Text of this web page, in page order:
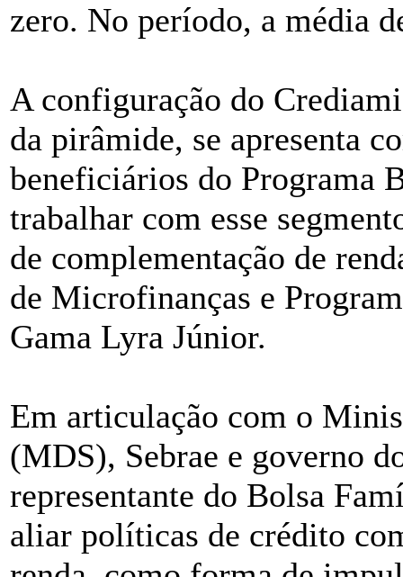
zero. No período, a média
A configuração do
da pirâmide, se apresenta
beneficiários do Programa
trabalhar com esse
de complementação de
de Microfinanças e
Gama Lyra Júnior.
Em articulação com o
(MDS), Sebrae e governo
representante do Bolsa
aliar políticas de crédito